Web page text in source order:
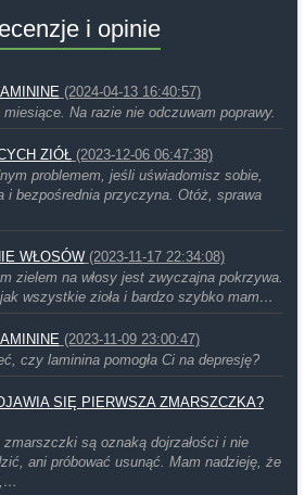
i opinie
(2024-04-13 16:40:57)
Na razie nie odczuwam poprawy.
ZIÓŁ (2023-12-06 06:47:38)
problemem, jeśli uświadomisz sobie,
i bezpośrednia przyczyna. Otóż, sprawa
WŁOSÓW (2023-11-17 22:34:08)
zielem na włosy jest zwyczajna pokrzywa.
wszystkie zioła i bardzo szybko mam…
(2023-11-09 23:00:47)
czy laminina pomogła Ci na depresję?
SIĘ PIERWSZA ZMARSZCZKA?
są oznaką dojrzałości i nie
ani próbować usunąć. Mam nadzieję, że